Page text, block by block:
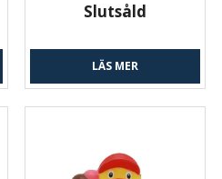
Slutsåld
LÄS MER